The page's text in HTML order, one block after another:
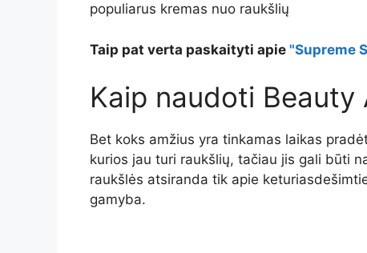
populiarus kremas nuo raukšlių
Taip pat verta paskaityti apie "Supreme
Kaip naudoti Beauty
Bet koks amžius yra tinkamas laikas
kurios jau turi raukšlių, tačiau jis gali būti
raukšlės atsiranda tik apie
gamyba.